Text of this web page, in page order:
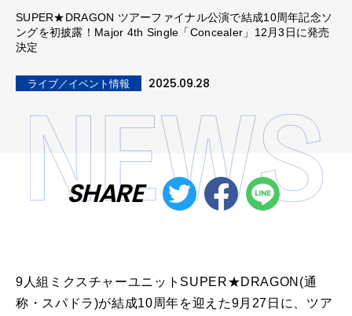
SUPER★DRAGON ツアーファイナル公演で結成10周年記念ソ
ングを初披露！Major 4th Single「Concealer」12月3日に発売
決定
ライブ／イベント情報 2025.09.28
SHARE
9人組ミクスチャーユニットSUPER★DRAGON(通
称・スパドラ)が結成10周年を迎えた9月27日に、ツア